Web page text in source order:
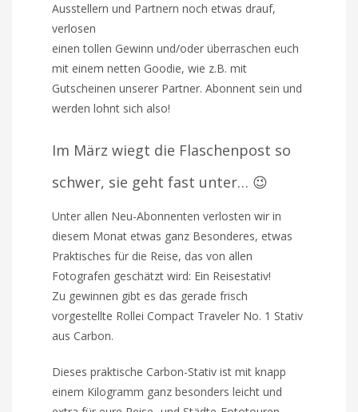
Ausstellern und Partnern noch etwas drauf,
verlosen
einen tollen Gewinn und/oder überraschen euch
mit einem netten Goodie, wie z.B. mit
Gutscheinen unserer Partner. Abonnent sein und
werden lohnt sich also!
Im März wiegt die Flaschenpost so
schwer, sie geht fast unter… 😉
Unter allen Neu-Abonnenten verlosten wir in
diesem Monat etwas ganz Besonderes, etwas
Praktisches für die Reise, das von allen
Fotografen geschätzt wird: Ein Reisestativ!
Zu gewinnen gibt es das gerade frisch
vorgestellte Rollei Compact Traveler No. 1 Stativ
aus Carbon.
Dieses praktische Carbon-Stativ ist mit knapp
einem Kilogramm ganz besonders leicht und